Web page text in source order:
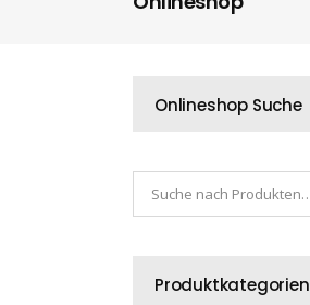
Onlineshop Suche
Produktkategorien